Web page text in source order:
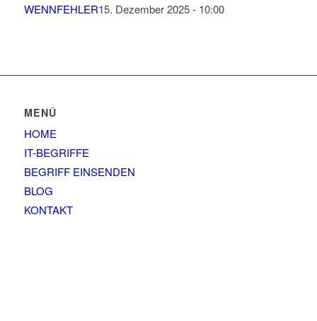
WENNFEHLER15. Dezember 2025 - 10:00
MENÜ
HOME
IT-BEGRIFFE
BEGRIFF EINSENDEN
BLOG
KONTAKT